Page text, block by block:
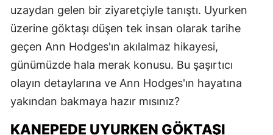
uzaydan gelen bir ziyaretçiyle tanıştı. Uyurken
üzerine göktaşı düşen tek insan olarak tarihe
geçen Ann Hodges'ın akılalmaz hikayesi,
günümüzde hala merak konusu. Bu şaşırtıcı
olayın detaylarına ve Ann Hodges'ın hayatına
yakından bakmaya hazır mısınız?
KANEPEDE UYURKEN GÖKTAŞI